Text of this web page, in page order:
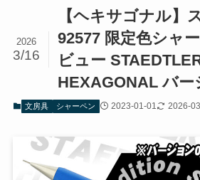
【ヘキサゴナル】
92577 限定色シャ
ビュー
HEXAGONAL バー
2026
3/16
文房具 シャーペン 2023-01-01 2026-